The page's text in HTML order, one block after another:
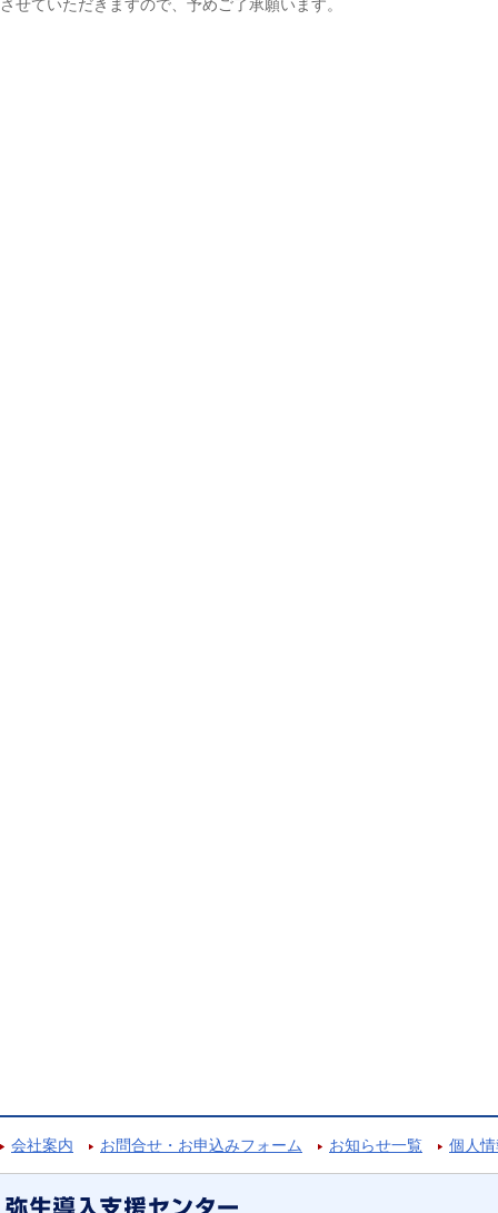
させていただきますので、予めご了承願います。
会社案内 お問合せ・お申込みフォーム お知らせ一覧 個人